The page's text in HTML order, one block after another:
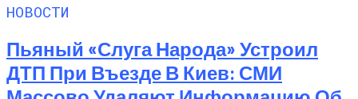
НОВОСТИ
Пьяный «слуга Народа» Устроил
ДТП При Въезде В Киев: СМИ